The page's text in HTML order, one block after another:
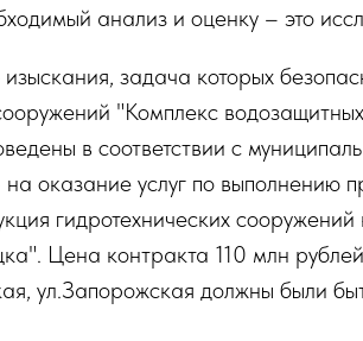
анализ и оценку – это
задача которых
"Комплекс
в соответствии с
услуг по выполнению
гидротехнических
Цена контракта 110 млн
ул.Запорожская должны были